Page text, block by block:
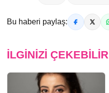
Bu haberi paylaş:
İLGINIZI ÇEKEBILIR